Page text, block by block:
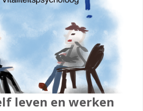
leven en werken